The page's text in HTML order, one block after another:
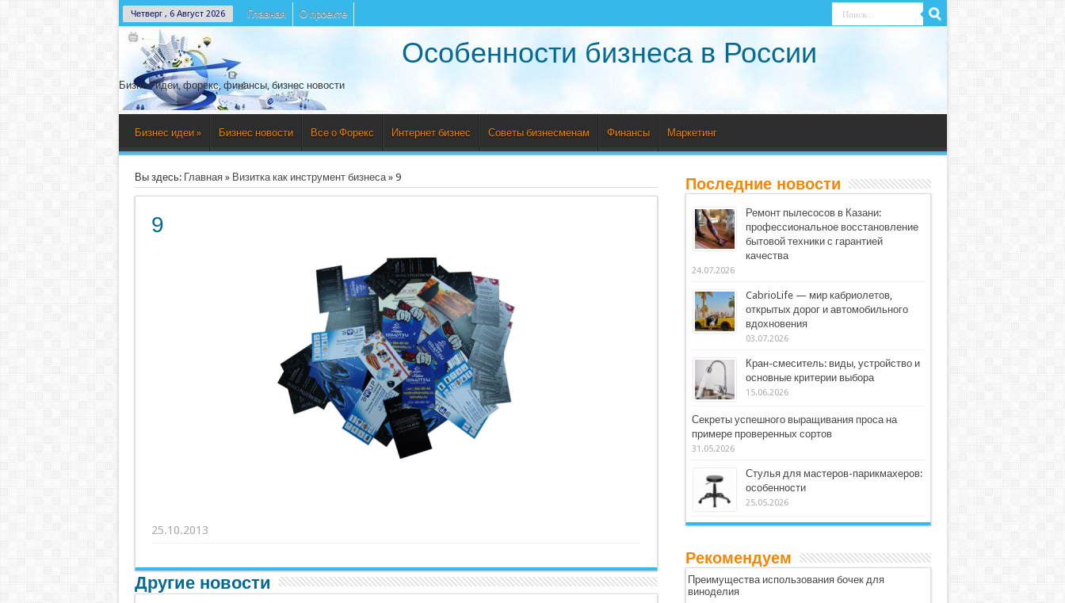
Четверг , 6 Август 2026 Главная О проекте
Особенности бизнеса в России
Бизнес идеи, форекс, финансы, бизнес новости
Бизнес идеи » Бизнес новости Все о Форекс Интернет бизнес Советы бизнесменам Финансы Маркетинг
Вы здесь: Главная» Визитка как инструмент бизнеса» 9
9
25.10.2013
Другие новости
Последние новости
Ремонт пылесосов в Казани:
профессиональное восстановление
бытовой техники с гарантией
качества
24.07.2026
CabrioLife — мир кабриолетов,
открытых дорог и автомобильного
вдохновения
03.07.2026
Кран-смеситель: виды, устройство и
основные критерии выбора
15.06.2026
Секреты успешного выращивания проса на
примере проверенных сортов
31.05.2026
Стулья для мастеров-парикмахеров:
особенности
25.05.2026
Рекомендуем
Преимущества использования бочек для
виноделия